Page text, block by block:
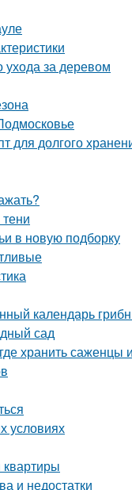
за деревом
для долгого
в новую подборку
календарь
сад
хранить саженцы
условиях
и недостатки